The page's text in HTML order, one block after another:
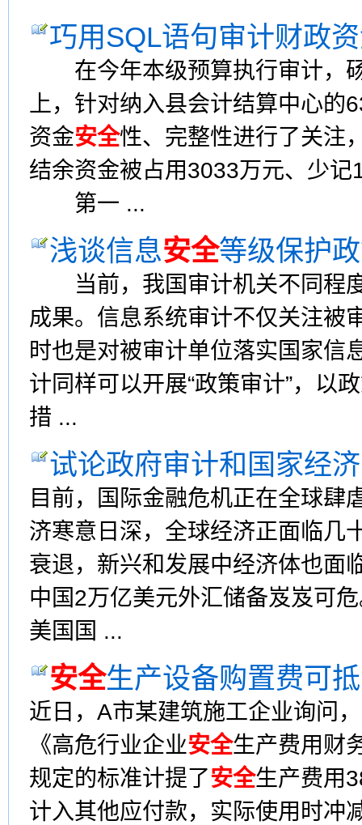
巧用SQL语句审计财政
在今年本级预算执行审计，砀
上，针对纳入县会计结算中心
资金安全性、完整性进行了关注
结余资金被占用3033万元、少
第一 ...
浅谈信息安全等级保护
当前，我国审计机关不同程度
成果。信息系统审计不仅关注被
时也是对被审计单位落实国家信
计同样可以开展“政策审计”，以
措 ...
试论政府审计和国家经济
目前，国际金融危机正在全球肆
济寒意日深，全球经济正面临几
衰退，新兴和发展中经济体也面
中国2万亿美元外汇储备岌岌可
美国国 ...
安全生产设备购置费可
近日，A市某建筑施工企业询问
《高危行业企业安全生产费用财
规定的标准计提了安全生产费用
计入其他应付款，实际使用时